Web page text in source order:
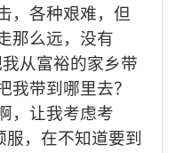
，各种艰难，但
那么远，没有
从富裕的家乡带
我带到哪里去？
，让我考虑考
，在不知道要到